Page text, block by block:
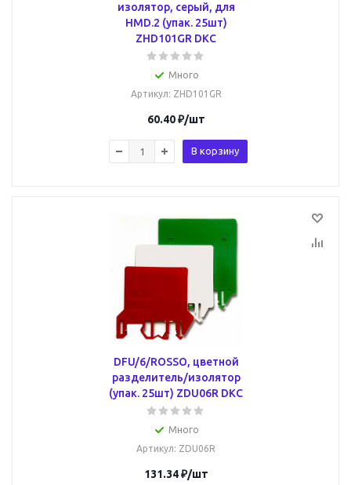
изолятор, серый, для
HMD.2 (упак. 25шт)
ZHD101GR DKC
Много
Артикул: ZHD101GR
60.40₽/шт
В корзину
DFU/6/ROSSO, цветной
разделитель/изолятор
(упак. 25шт) ZDU06R DKC
Много
Артикул: ZDU06R
131.34₽/шт